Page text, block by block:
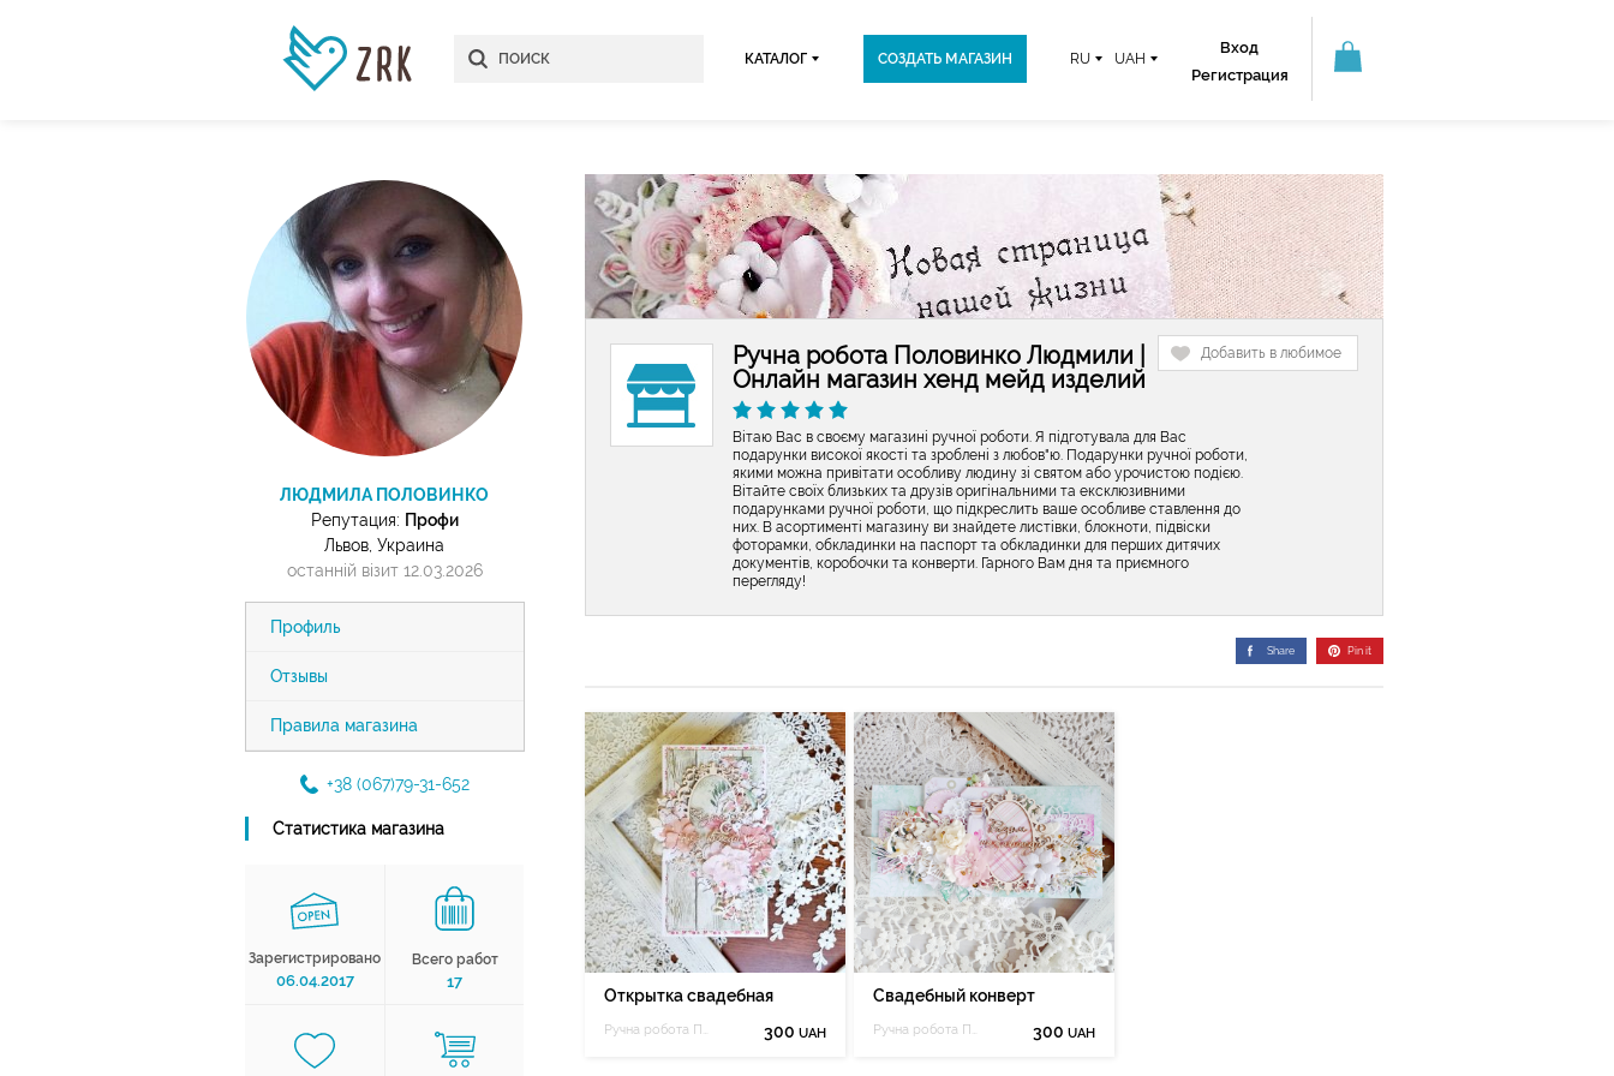
КАТАЛОГ
Вход
Регистрация
UAH
RU
СОЗДАТЬ МАГАЗИН
ЛЮДМИЛА ПОЛОВИНКО
Репутация: Профи
Львов, Украина
останній візит 12.03.2026
Профиль
Отзывы
Правила магазина
+38 (067)79-31-652
Статистика магазина
Зарегистрировано
06.04.2017
Всего работ
17
Добавить в любимое
Ручна робота Половинко Людмили |
Онлайн магазин хенд мейд изделий
Вітаю Вас в своєму магазині ручної роботи. Я підготувала для Вас
подарунки високої якості та зроблені з любов"ю. Подарунки ручної роботи,
якими можна привітати особливу людину зі святом або урочистою подією.
Вітайте своїх близьких та друзів оригінальними та ексклюзивними
подарунками ручної роботи, що підкреслить ваше особливе ставлення до
них. В асортименті магазину ви знайдете листівки, блокноти, підвіски
фоторамки, обкладинки на паспорт та обкладинки для перших дитячих
документів, коробочки та конверти. Гарного Вам дня та приємного
перегляду!
Share Pin it
Открытка свадебная
Ручна робота Половинко Людмили 300 UAH
Свадебный конверт
Ручна робота Половинко Людмили 300 UAH